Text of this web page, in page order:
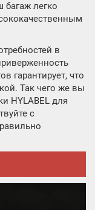
багаж легко
в
гарантирует, что
Так чего же вы
HYLABEL для
с